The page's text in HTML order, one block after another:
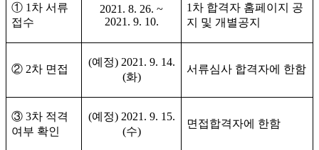
① 1 차 서류
접수
2021. 8. 26. ~
2021. 9. 10.
1 차 합격자 홈페이지 공
지 및 개별공지
② 2차 면접
(예정) 2021. 9. 14.
(화)
서류심사 합격자에 한함
③ 3차 적격
여부 확인
(예정) 2021. 9. 15.
(수)
면접합격자에 한함